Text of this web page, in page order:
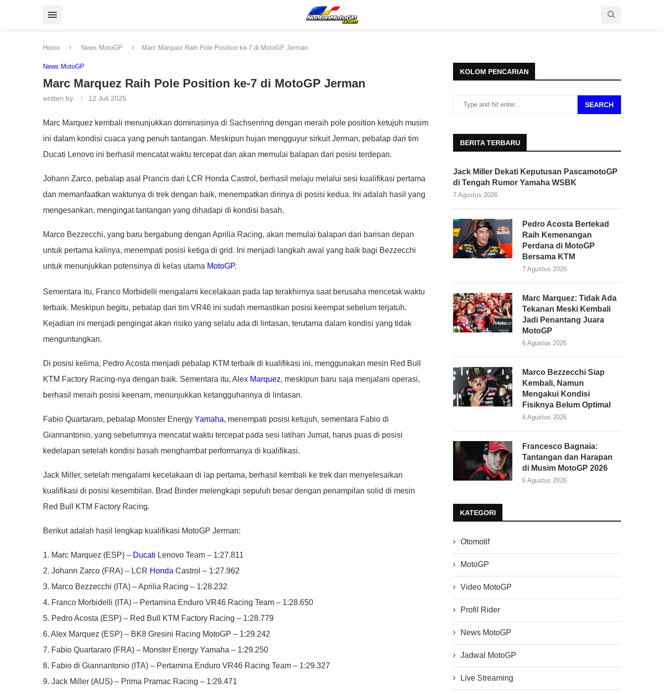
Home News MotoGP Marc Marquez Raih Pole Position ke-7 di MotoGP Jerman
News MotoGP
Marc Marquez Raih Pole Position ke-7 di MotoGP Jerman
written by 12 Juli 2025
Marc Marquez kembali menunjukkan dominasinya di Sachsenring dengan meraih pole position ketujuh musim
ini dalam kondisi cuaca yang penuh tantangan. Meskipun hujan mengguyur sirkuit Jerman, pebalap dari tim
Ducati Lenovo ini berhasil mencatat waktu tercepat dan akan memulai balapan dari posisi terdepan.
Johann Zarco, pebalap asal Prancis dari LCR Honda Castrol, berhasil melaju melalui sesi kualifikasi pertama
dan memanfaatkan waktunya di trek dengan baik, menempatkan dirinya di posisi kedua. Ini adalah hasil yang
mengesankan, mengingat tantangan yang dihadapi di kondisi basah.
Marco Bezzecchi, yang baru bergabung dengan Aprilia Racing, akan memulai balapan dari barisan depan
untuk pertama kalinya, menempati posisi ketiga di grid. Ini menjadi langkah awal yang baik bagi Bezzecchi
untuk menunjukkan potensinya di kelas utama MotoGP.
Sementara itu, Franco Morbidelli mengalami kecelakaan pada lap terakhirnya saat berusaha mencetak waktu
terbaik. Meskipun begitu, pebalap dari tim VR46 ini sudah memastikan posisi keempat sebelum terjatuh.
Kejadian ini menjadi pengingat akan risiko yang selalu ada di lintasan, terutama dalam kondisi yang tidak
menguntungkan.
Di posisi kelima, Pedro Acosta menjadi pebalap KTM terbaik di kualifikasi ini, menggunakan mesin Red Bull
KTM Factory Racing-nya dengan baik. Sementara itu, Alex Marquez, meskipun baru saja menjalani operasi,
berhasil meraih posisi keenam, menunjukkan ketangguhannya di lintasan.
Fabio Quartararo, pebalap Monster Energy Yamaha, menempati posisi ketujuh, sementara Fabio di
Giannantonio, yang sebelumnya mencatat waktu tercepat pada sesi latihan Jumat, harus puas di posisi
kedelapan setelah kondisi basah menghambat performanya di kualifikasi.
Jack Miller, setelah mengalami kecelakaan di lap pertama, berhasil kembali ke trek dan menyelesaikan
kualifikasi di posisi kesembilan. Brad Binder melengkapi sepuluh besar dengan penampilan solid di mesin
Red Bull KTM Factory Racing.
Berikut adalah hasil lengkap kualifikasi MotoGP Jerman:
1. Marc Marquez (ESP) – Ducati Lenovo Team – 1:27.811
2. Johann Zarco (FRA) – LCR Honda Castrol – 1:27.962
3. Marco Bezzecchi (ITA) – Aprilia Racing – 1:28.232
4. Franco Morbidelli (ITA) – Pertamina Enduro VR46 Racing Team – 1:28.650
5. Pedro Acosta (ESP) – Red Bull KTM Factory Racing – 1:28.779
6. Alex Marquez (ESP) – BK8 Gresini Racing MotoGP – 1:29.242
7. Fabio Quartararo (FRA) – Monster Energy Yamaha – 1:29.250
8. Fabio di Giannantonio (ITA) – Pertamina Enduro VR46 Racing Team – 1:29.327
9. Jack Miller (AUS) – Prima Pramac Racing – 1:29.471
KOLOM PENCARIAN
SEARCH
BERITA TERBARU
Jack Miller Dekati Keputusan PascamotoGP
di Tengah Rumor Yamaha WSBK
7 Agustus 2026
Pedro Acosta Bertekad
Raih Kemenangan
Perdana di MotoGP
Bersama KTM
7 Agustus 2026
Marc Marquez: Tidak Ada
Tekanan Meski Kembali
Jadi Penantang Juara
MotoGP
6 Agustus 2026
Marco Bezzecchi Siap
Kembali, Namun
Mengakui Kondisi
Fisiknya Belum Optimal
6 Agustus 2026
Francesco Bagnaia:
Tantangan dan Harapan
di Musim MotoGP 2026
6 Agustus 2026
KATEGORI
Otomotif
MotoGP
Video MotoGP
Profil Rider
News MotoGP
Jadwal MotoGP
Live Streaming